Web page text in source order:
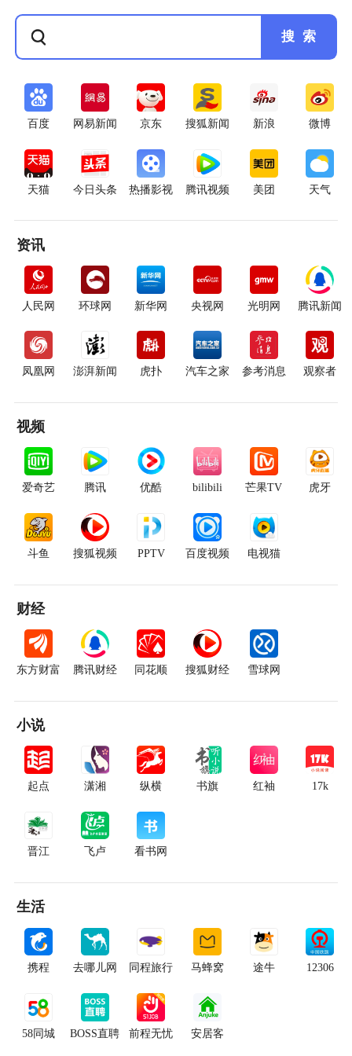
搜 索
百度 网易新闻 京东 搜狐新闻 新浪 微博
天猫 今日头条 热播影视 腾讯视频 美团 天气
资讯
人民网 环球网 新华网 央视网 光明网 腾讯新闻
凤凰网 澎湃新闻 虎扑 汽车之家 参考消息 观察者
视频
爱奇艺 腾讯 优酷 bilibili 芒果TV 虎牙
斗鱼 搜狐视频 PPTV 百度视频 电视猫
财经
东方财富 腾讯财经 同花顺 搜狐财经 雪球网
小说
起点 潇湘 纵横 书旗 红袖 17k
晋江 飞卢 看书网
生活
携程 去哪儿网 同程旅行 马蜂窝 途牛 12306
58同城 BOSS直聘 前程无忧 安居客